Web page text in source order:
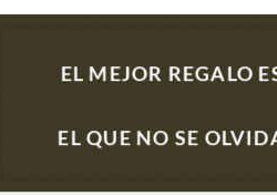
EL MEJOR REGALO
EL QUE NO SE